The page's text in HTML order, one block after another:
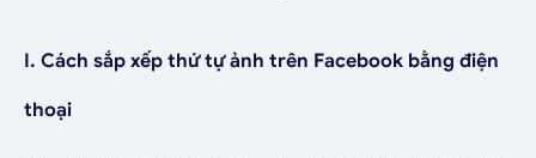
I. Cách sắp xếp thứ tự ảnh trên Facebook bằng điện
thoại